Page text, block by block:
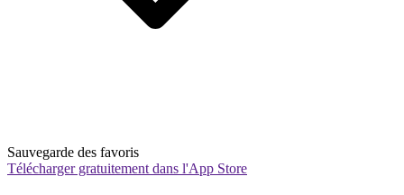
Sauvegarde des favoris
Télécharger gratuitement dans l'App Store